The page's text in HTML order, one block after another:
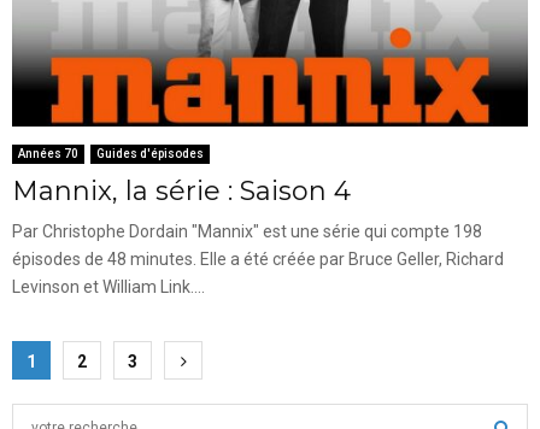
Années 70 Guides d'épisodes
Mannix, la série : Saison 4
Par Christophe Dordain "Mannix" est une série qui compte 198
épisodes de 48 minutes. Elle a été créée par Bruce Geller, Richard
Levinson et William Link....
Pagination
des
1 2 3